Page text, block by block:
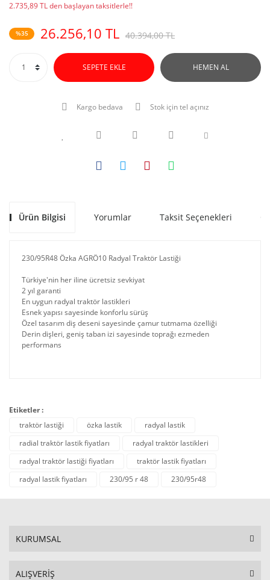
2.735,89 TL den başlayan taksitlerle!!
%35 26.256,10 TL 40.394,00 TL
SEPETE EKLE HEMEN AL
Kargo bedava Stok için tel açınız
Ürün Bilgisi Yorumlar Taksit Seçenekleri
230/95R48 Özka AGRÖ10 Radyal Traktör Lastiği
Türkiye'nin her iline ücretsiz sevkiyat
2 yıl garanti
En uygun radyal traktör lastikleri
Esnek yapısı sayesinde konforlu sürüş
Özel tasarım diş deseni sayesinde çamur tutmama özelliği
Derin dişleri, geniş taban izi sayesinde toprağı ezmeden
performans
Etiketler :
traktör lastiği
özka lastik
radyal lastik
radial traktör lastik fiyatları
radyal traktör lastikleri
radyal traktör lastiği fiyatları
traktör lastik fiyatları
radyal lastik fiyatları
230/95 r 48 230/95r48
KURUMSAL
ALIŞVERİŞ